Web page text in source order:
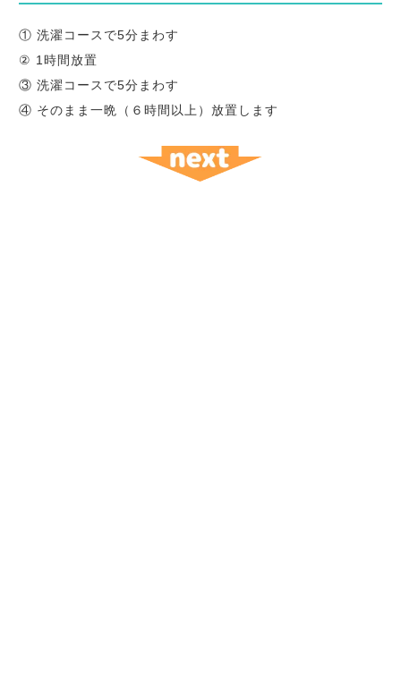
① 洗濯コースで5分まわす
② 1時間放置
③ 洗濯コースで5分まわす
④ そのまま一晩（６時間以上）放置します